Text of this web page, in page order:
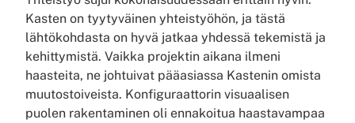
Kasten on tyytyväinen yhteistyöhön, ja tästä
lähtökohdasta on hyvä jatkaa yhdessä tekemistä ja
kehittymistä. Vaikka projektin aikana ilmeni
haasteita, ne johtuivat pääasiassa Kastenin omista
muutostoiveista. Konfiguraattorin visuaalisen
puolen rakentaminen oli ennakoitua haastavampaa